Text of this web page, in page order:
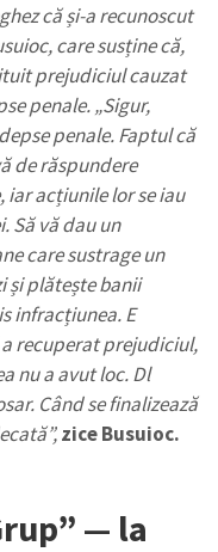
că și-a recunoscut
care susține că,
prejudiciul cauzat
penale.„Sigur,
penale. Faptul că
de răspundere
iar acțiunile lor se iau
Să vă dau un
care sustrage un
și plătește banii
infracțiunea. E
recuperat prejudiciul,
nu a avut loc. Dl
Când se finalizează
zice Busuioc.
— la